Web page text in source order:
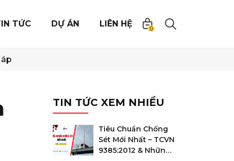
TỨC DỰ ÁN LIÊN HỆ 0
TIN TỨC XEM NHIỀU
Tiêu Chuẩn Chống
Sét Mới Nhất – TCVN
9385:2012 & Những